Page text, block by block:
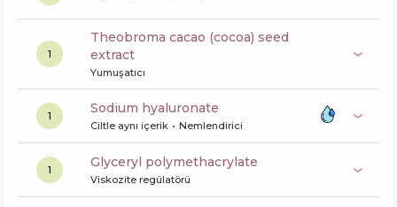
1
theobroma cacao (cocoa) seed
extract
Yumuşatıcı
1 sodium hyaluronate
Ciltle aynı içerik Nemlendirici
1 glyceryl polymethacrylate
Viskozite regülatörü